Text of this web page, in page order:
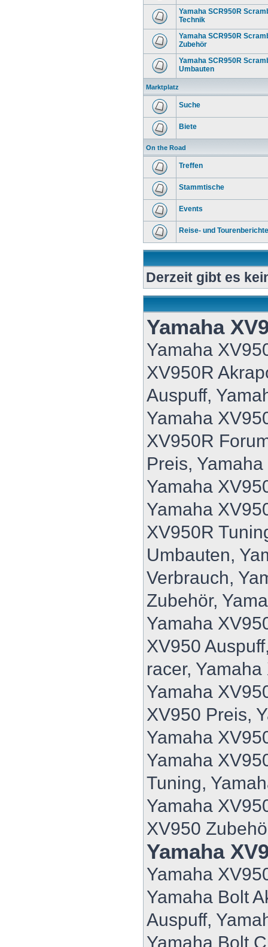
Yamaha SCR950R
Technik
Yamaha SCR950R
Zubehör
Yamaha SCR950R
Umbauten
Marktplatz
Suche
Biete
On the Road
Treffen
Stammtische
Events
Reise- und Tourenberichte
Derzeit gibt es
Yamaha
Yamaha
XV950R
Auspuff,
Yamaha
XV950R
Preis,
Yamaha
Yamaha
XV950R
Umbauten,
Verbrauch,
Zubehör,
Yamaha
XV950
racer,
Yamaha
XV950 Preis,
Yamaha
Yamaha
Tuning,
Yamaha
XV950
Yamaha
Yamaha
Yamaha Bolt
Auspuff,
Yamaha Bolt